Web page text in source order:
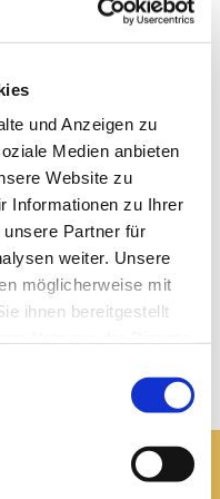
und Anzeigen zu
Medien anbieten
Website zu
Informationen zu Ihrer
Partner für
weiter. Unsere
möglicherweise mit
ihnen bereitgestellt